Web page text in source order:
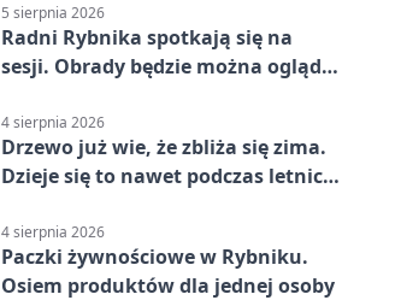
5 sierpnia 2026
Radni Rybnika spotkają się na
sesji. Obrady będzie można oglądać
4 sierpnia 2026
Drzewo już wie, że zbliża się zima.
Dzieje się to nawet podczas letnich
4 sierpnia 2026
Paczki żywnościowe w Rybniku.
Osiem produktów dla jednej osoby